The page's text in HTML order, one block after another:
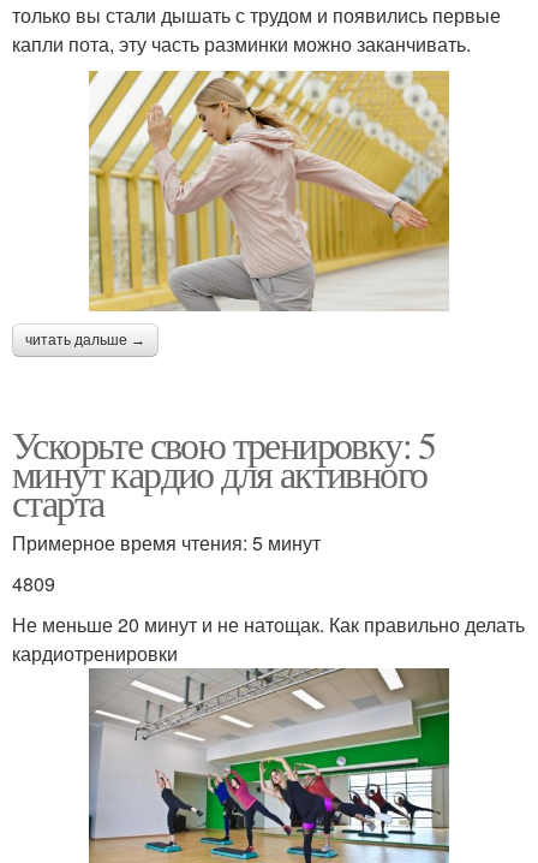
только вы стали дышать с трудом и появились первые
капли пота, эту часть разминки можно заканчивать.
читать дальше →
Ускорьте свою тренировку: 5
минут кардио для активного
старта
Примерное время чтения: 5 минут
4809
Не меньше 20 минут и не натощак. Как правильно делать
кардиотренировки